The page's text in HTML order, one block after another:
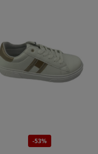
-53%